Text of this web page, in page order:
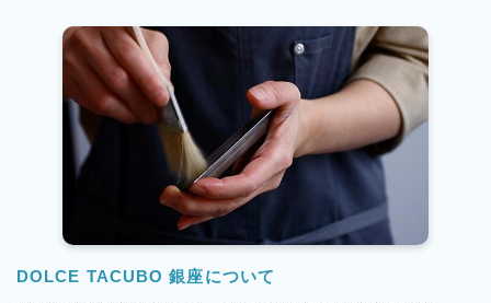
DOLCE TACUBO 銀座について